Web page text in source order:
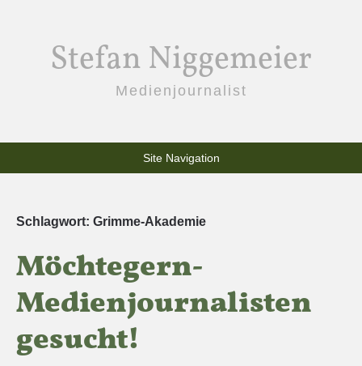
Stefan Niggemeier
Medienjournalist
Site Navigation
Schlagwort: Grimme-Akademie
Möchtegern-
Medienjournalisten
gesucht!